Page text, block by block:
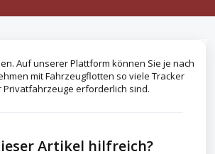
Auf unserer Plattform können Sie je nach
mit Fahrzeugflotten so viele Tracker
erforderlich sind.
Artikel hilfreich?